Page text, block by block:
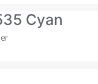
Cyan